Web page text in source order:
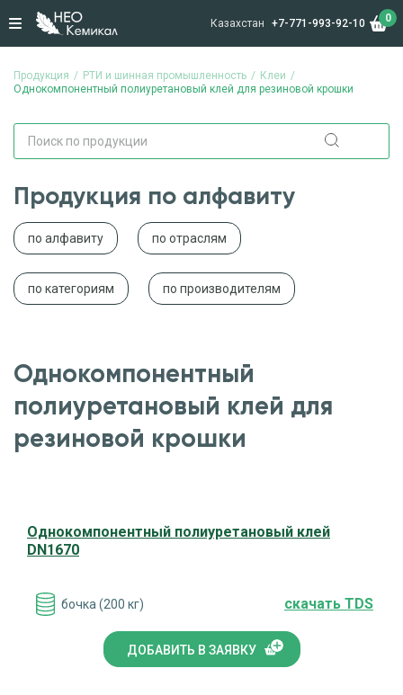
Казахстан +7-771-993-92-10 0
Продукция РТИ и шинная промышленность
Клеи
Однокомпонентный полиуретановый клей для резиновой крошки
Продукция по алфавиту
по алфавиту по отраслям
по категориям по производителям
Однокомпонентный
полиуретановый клей для
резиновой крошки
Однокомпонентный полиуретановый клей
DN1670
бочка (200 кг) cкачать TDS
ДОБАВИТЬ В ЗАЯВКУ